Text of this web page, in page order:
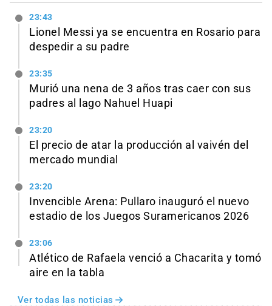
23:43
Lionel Messi ya se encuentra en Rosario para
despedir a su padre
23:35
Murió una nena de 3 años tras caer con sus
padres al lago Nahuel Huapi
23:20
El precio de atar la producción al vaivén del
mercado mundial
23:20
Invencible Arena: Pullaro inauguró el nuevo
estadio de los Juegos Suramericanos 2026
23:06
Atlético de Rafaela venció a Chacarita y tomó
aire en la tabla
Ver todas las noticias